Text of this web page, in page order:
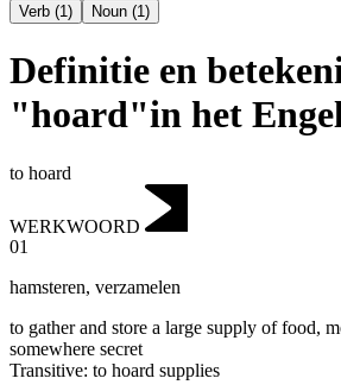
Verb (1) Noun (1)
Definitie en
"hoard"in het
to hoard
WERKWOORD
01
hamsteren, verzamelen
to gather and store a large supply of food,
somewhere secret
Transitive: to hoard supplies